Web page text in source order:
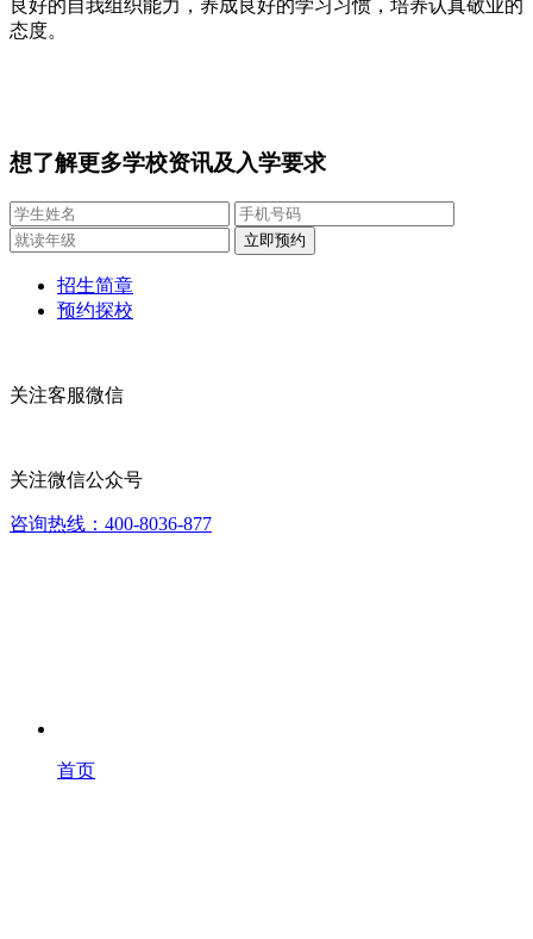
良好的自我组织能力，养成良好的学习习惯，培养认真敬业的
态度。
想了解更多学校资讯及入学要求
招生简章
预约探校
关注客服微信
关注微信公众号
咨询热线：400-8036-877
首页